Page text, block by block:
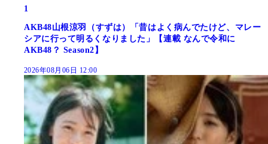
1
AKB48山根涼羽（すずは）「昔はよく病んでたけど、マレー
シアに行って明るくなりました」【連載 なんで令和に
AKB48？ Season2】
2026年08月06日 12:00